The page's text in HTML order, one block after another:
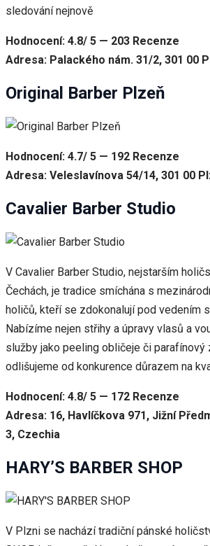
sledování nejnově
Hodnocení: 4.8/ 5 — 203 Recenze
Adresa: Palackého nám. 31/2, 301 00
Original Barber Plzeň
Hodnocení: 4.7/ 5 — 192 Recenze
Adresa: Veleslavínova 54/14, 301 00
Cavalier Barber Studio
V Cavalier Barber Studio, nejstarším
Čechách, je tradice smíchána s
holičů, kteří se zdokonalují pod vedením
Nabízíme nejen střihy a úpravy vlasů a
služby jako peeling obličeje či parafínový
odlišujeme od konkurence důrazem na
Hodnocení: 4.8/ 5 — 172 Recenze
Adresa: 16, Havlíčkova 971, Jižní
3, Czechia
HARY’S BARBER SHOP
V Plzni se nachází tradiční pánské